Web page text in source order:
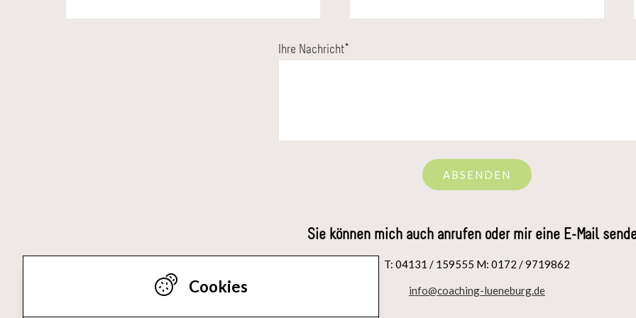
Ihre Nachricht*
ABSENDEN
Sie können mich auch anrufen oder mir eine E-Mail
T: 04131 / 159555 M: 0172 / 9719862
info@coaching-lueneburg.de
Cookies